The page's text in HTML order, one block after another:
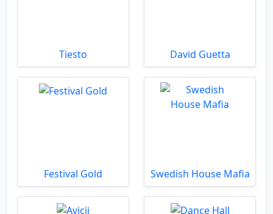
Tiesto David Guetta
Festival Gold Swedish House Mafia